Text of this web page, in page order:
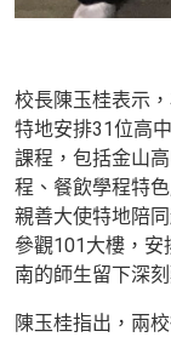
校長陳玉桂表示，
特地安排31位高
課程，包括金山
程、餐飲學程特
親善大使特地陪
參觀101大樓，
南的師生留下深
陳玉桂指出，兩